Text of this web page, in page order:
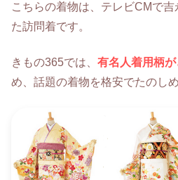
こちらの着物は、テレビCMで
た訪問着です。
きもの365では、 有名人着用柄
め、話題の着物を格安でたのし